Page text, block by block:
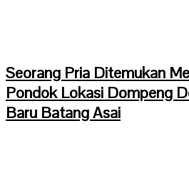
Seorang Pria Ditemukan
Pondok Lokasi Dompeng
Baru Batang Asai